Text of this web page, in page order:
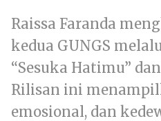
Raissa Faranda
kedua GUNGS
“Sesuka Hatimu”
Rilisan ini
emosional, dan